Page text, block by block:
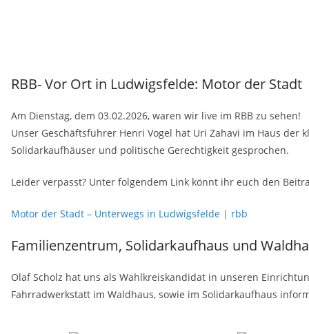
RBB- Vor Ort in Ludwigsfelde: Motor der Stadt
Am Dienstag, dem 03.02.2026, waren wir live im RBB zu sehen!
Unser Geschäftsführer Henri Vogel hat Uri Zahavi im Haus
Solidarkaufhäuser und politische Gerechtigkeit gesprochen.
Leider verpasst? Unter folgendem Link könnt ihr euch den
Motor der Stadt – Unterwegs in Ludwigsfelde | rbb
Familienzentrum, Solidarkaufhaus und
Olaf Scholz hat uns als Wahlkreiskandidat in unseren
Fahrradwerkstatt im Waldhaus, sowie im Solidarkaufhaus